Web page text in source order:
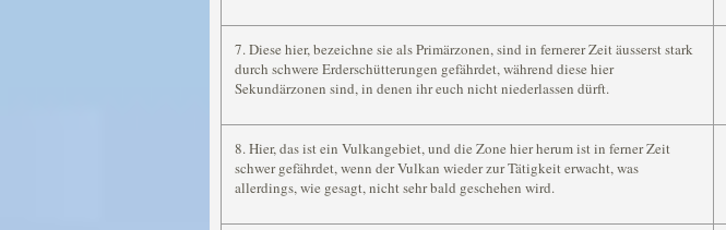
7. Diese hier, bezeichne sie als Primärzonen, sind in fernerer Zeit äusserst stark
durch schwere Erderschütterungen gefährdet, während diese hier
Sekundärzonen sind, in denen ihr euch nicht niederlassen dürft.
8. Hier, das ist ein Vulkangebiet, und die Zone hier herum ist in ferner Zeit
schwer gefährdet, wenn der Vulkan wieder zur Tätigkeit erwacht, was
allerdings, wie gesagt, nicht sehr bald geschehen wird.